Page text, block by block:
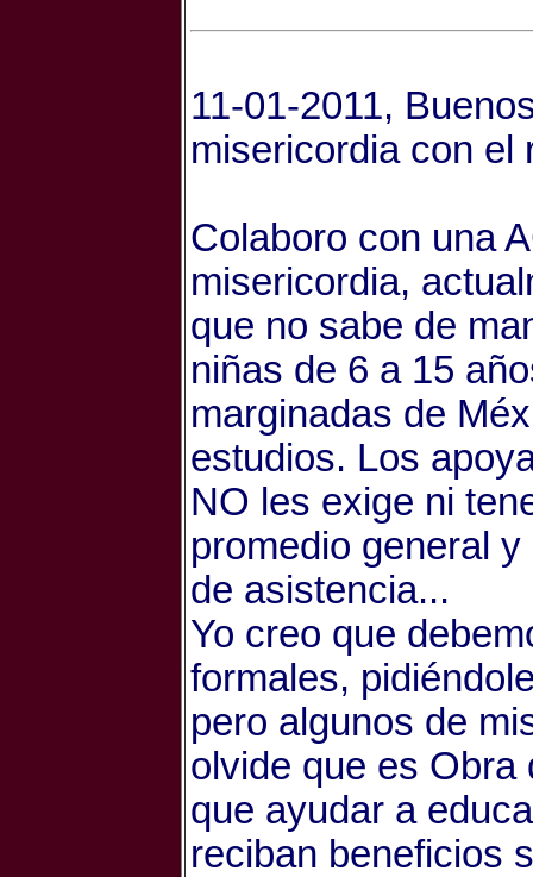
11-01-2011,
misericordia con el
Colaboro con una
misericordia,
que no sabe de
niñas de 6 a 15
marginadas de
estudios. Los
NO les exige ni
promedio general
de asistencia...
Yo creo que
formales,
pero algunos de
olvide que es Obra
que ayudar a
reciban beneficios